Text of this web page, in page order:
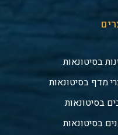
בסיטונאות
מדף בסיטונאות
בסיטונאות
בסיטונאות